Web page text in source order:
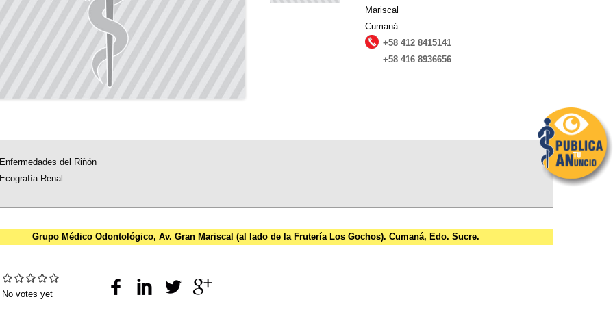
Mariscal
Cumaná
+58 412 8415141
+58 416 8936656
Enfermedades del Riñón
Ecografía Renal
Grupo Médico Odontológico, Av. Gran Mariscal (al lado de la Frutería Los Gochos). Cumaná, Edo. Sucre.
No votes yet